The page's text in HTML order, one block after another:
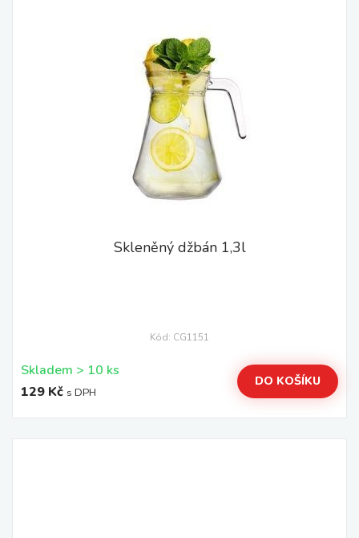
Skleněný džbán 1,3l
Kód: CG1151
Skladem > 10 ks
129 Kč s DPH
DO KOŠÍKU